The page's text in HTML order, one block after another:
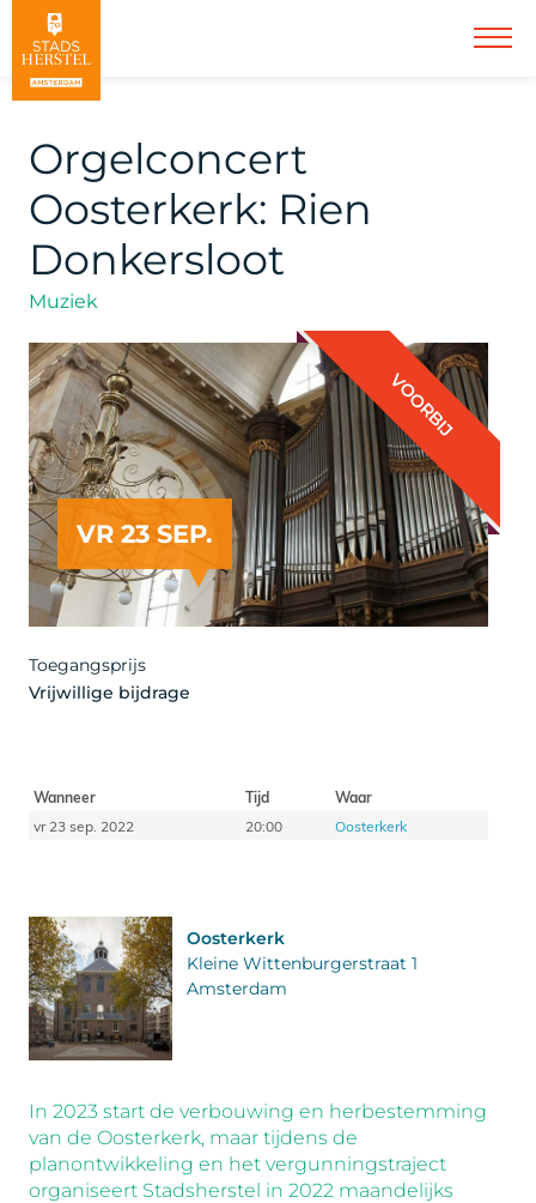
Orgelconcert
Oosterkerk: Rien
Donkersloot
Muziek
VR 23 SEP.
VOORBIJ
Toegangsprijs
Vrijwillige bijdrage
Wanneer Tijd
Waar
vr 23 sep. 2022
20:00 Oosterkerk
Oosterkerk
Kleine Wittenburgerstraat 1
Amsterdam
In 2023 start de verbouwing en herbestemming
van de Oosterkerk, maar tijdens de
planontwikkeling en het vergunningstraject
organiseert Stadsherstel in 2022 maandelijks